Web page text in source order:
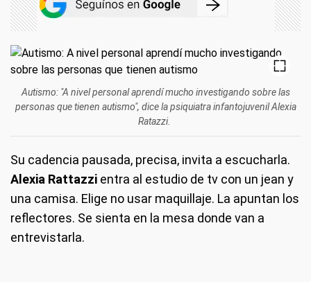
Autismo: "A nivel personal aprendí mucho investigando sobre las
personas que tienen autismo", dice la psiquiatra infantojuvenil Alexia
Ratazzi.
Su cadencia pausada, precisa, invita a escucharla.
Alexia Rattazzi entra al estudio de tv con un jean y
una camisa. Elige no usar maquillaje. La apuntan los
reflectores. Se sienta en la mesa donde van a
entrevistarla.